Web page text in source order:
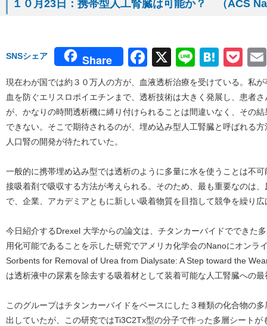
１０月23日：携帯型人工腎臓は可能か？ （ACS
SNSシェア Share Facebook
X Line
現在わが国では約３０万人の方が、血液透析治療を受けている。私
血を防ぐエリスロポイエチンまで、透析技術は大きく発展し、患者
が、かなりの時間透析機に縛り付けられることは間違いなく、その
できない。そこで期待されるのが、埋め込み型人工腎臓と呼ばれる
人口腎の開発が待たれていた。
一般的に携帯埋め込み型では透析のように多量に水を使うことは不
接吸着剤で吸収する方法が考えられる。そのため、最も重要なのは
で、企業、アカデミアともに新しい吸着物質を目指して競争を繰り
今日紹介するDrexel 大学からの論文は、チタンカーバイドでできた
用化可能であることを示した研究でアメリカ化学会のNanoにオンラ
Sorbents for Removal of Urea from Dialysate: A Step toward the
は透析液中の尿素を除去する吸着材として装着可能な人工腎臓への
このグループはチタンカーバイドをベースにした３種類の化合物の
出していたが、この研究ではTi3C2Tx型の分子で作った多層シート